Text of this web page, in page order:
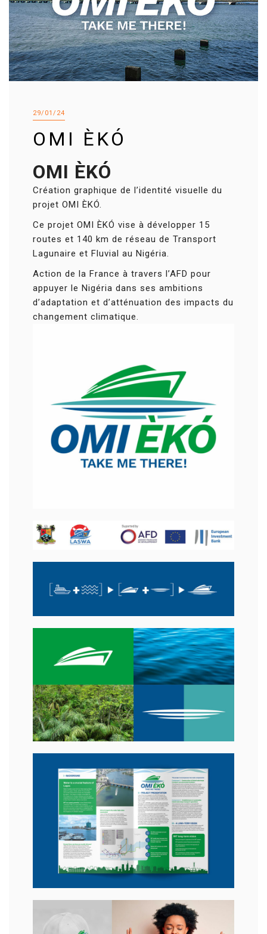
29/01/24
OMI ÈKÓ
OMI ÈKÓ
Création graphique de l’identité visuelle du
projet OMI ÈKÓ.
Ce projet OMI ÈKÓ vise à développer 15
routes et 140 km de réseau de Transport
Lagunaire et Fluvial au Nigéria.
Action de la France à travers l’AFD pour
appuyer le Nigéria dans ses ambitions
d’adaptation et d’atténuation des impacts du
changement climatique.